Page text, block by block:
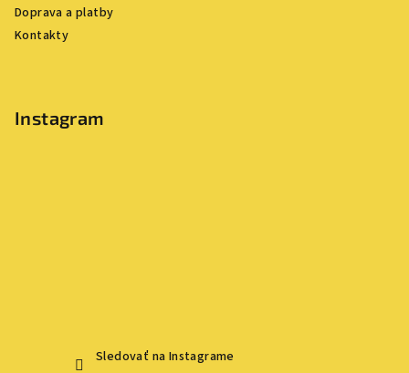
Doprava a platby
Kontakty
Instagram
Sledovať na Instagrame